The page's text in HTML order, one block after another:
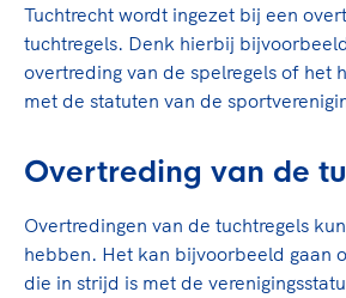
Sportonderzoek
Sportakkoord II
Game Changer
Olympische geschiedenis
Veilige en integere sport
Diversiteit en inclusie
Gezonde sportomgeving
Bekwaam sportkader
Vitale clubs en bestuurlijk kader
Sportmatch
TeamNL Academie Kalender
Kennisaanbod TeamNL Experts
Paralympische Spelen LA28
Europese Spelen Istanbul 2027
Tuchtrecht wordt ingezet bij een
tuchtregels. Denk hierbij
overtreding van de spelregels of het
met de statuten van de
Overtreding van de
Overtredingen van de tuchtregels
hebben. Het kan bijvoorbeeld gaan
die in strijd is met de